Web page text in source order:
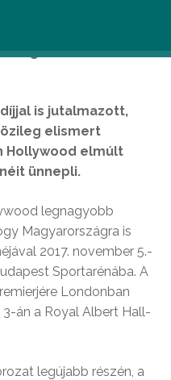
2017-ben első
is jutalmazott,
elismert
Hollywood elmúlt
ünnepli.
legnagyobb
Magyarországra is
2017. november 5.-
Sportarénába. A
Londonban
án a Royal Albert Hall-
legújabb részén, a